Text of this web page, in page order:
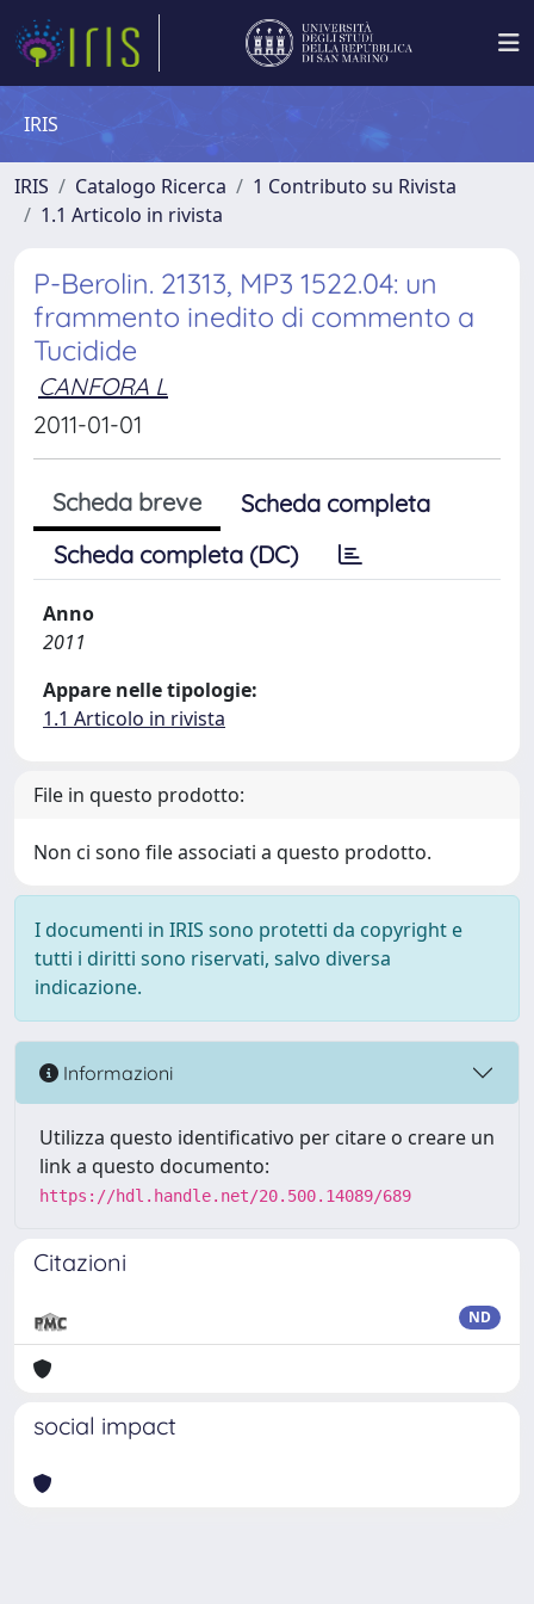
IRIS
IRIS Catalogo Ricerca
1 Contributo su Rivista
1.1 Articolo in rivista
P-Berolin. 21313, MP3 1522.04: un
frammento inedito di commento a
Tucidide
CANFORA L
2011-01-01
Scheda breve
Scheda completa
Scheda completa (DC)
Anno
2011
Appare nelle tipologie:
1.1 Articolo in rivista
File in questo prodotto:
Non ci sono file associati a questo prodotto.
I documenti in IRIS sono protetti da copyright e
tutti i diritti sono riservati, salvo diversa
indicazione.
Informazioni
Utilizza questo identificativo per citare o creare un
link a questo documento:
https://hdl.handle.net/20.500.14089/689
Citazioni
ND
social impact